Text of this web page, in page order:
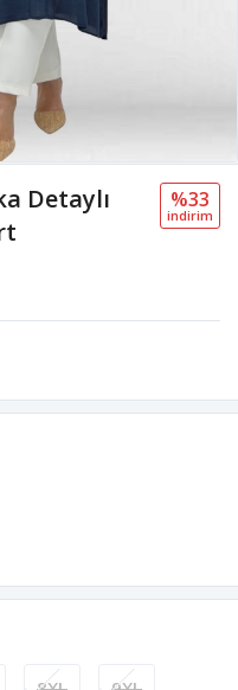
Detaylı
%33
i̇ndi̇ri̇m